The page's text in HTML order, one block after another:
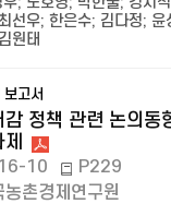
최선우; 한은수; 김다정; 윤
김원태
보고서
감 정책 관련 논의동
10
P229
농촌경제연구원